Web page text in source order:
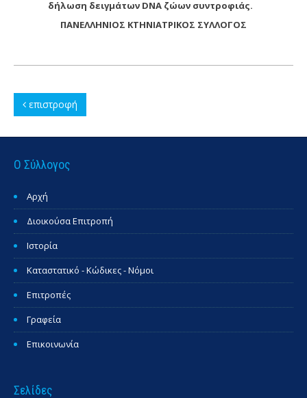
δήλωση δειγμάτων DNA ζώων συντροφιάς.
ΠΑΝΕΛΛΗΝΙΟΣ ΚΤΗΝΙΑΤΡΙΚΟΣ ΣΥΛΛΟΓΟΣ
επιστροφή
Ο Σύλλογος
Αρχή
Διοικούσα Επιτροπή
Ιστορία
Καταστατικό - Κώδικες - Νόμοι
Επιτροπές
Γραφεία
Επικοινωνία
Σελίδες